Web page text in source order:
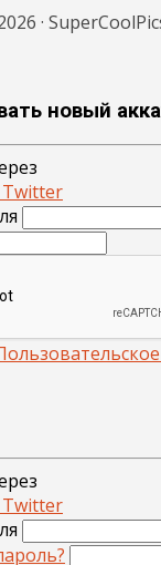
·
новый
Twitter
Twitter